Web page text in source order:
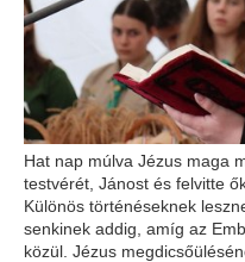
Hat nap múlva Jézus maga
testvérét, Jánost és felvitte
Különös történéseknek
senkinek addig, amíg az
közül. Jézus